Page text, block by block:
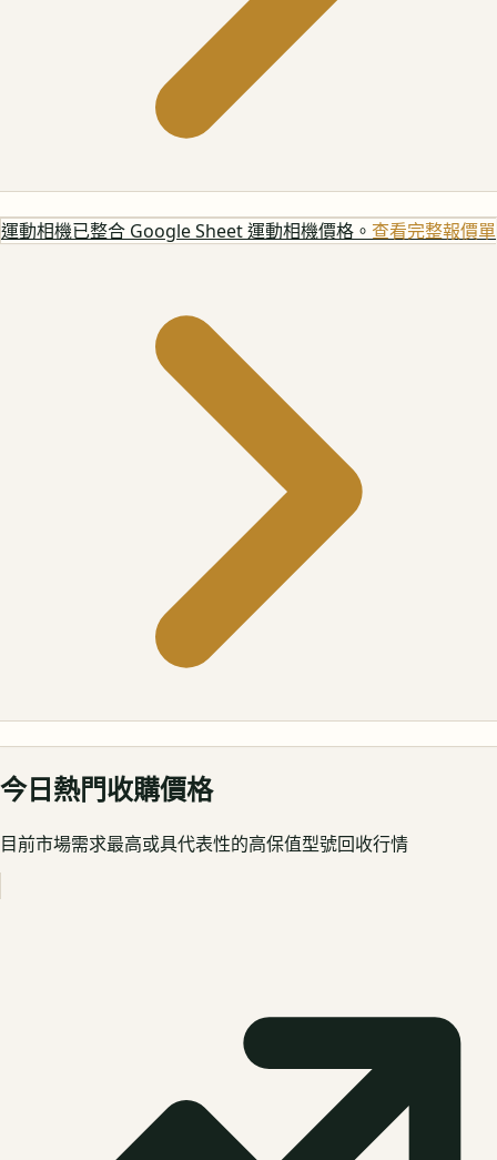
運動相機已整合 Google Sheet 運動相機價格。 查看完整報價單
今日熱門收購價格
目前市場需求最高或具代表性的高保值型號回收行情